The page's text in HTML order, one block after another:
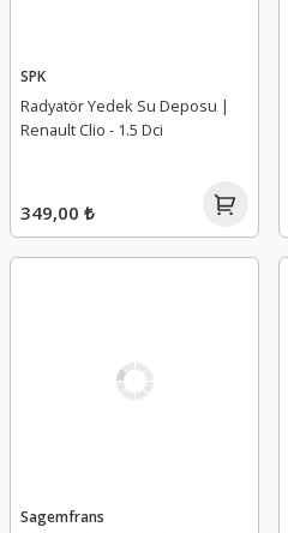
SPK
Radyatör Yedek Su Deposu |
Renault Clio - 1.5 Dci
349,00 ₺
Sagemfrans